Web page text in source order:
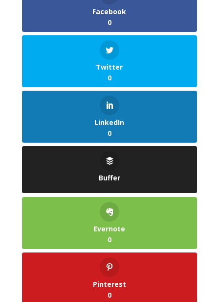
Facebook
0
Twitter
0
LinkedIn
0
Buffer
Evernote
0
Pinterest
0